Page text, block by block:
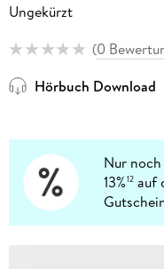
Ungekürzt
(0
Hörbuch Download
Nur noch
13%12 auf